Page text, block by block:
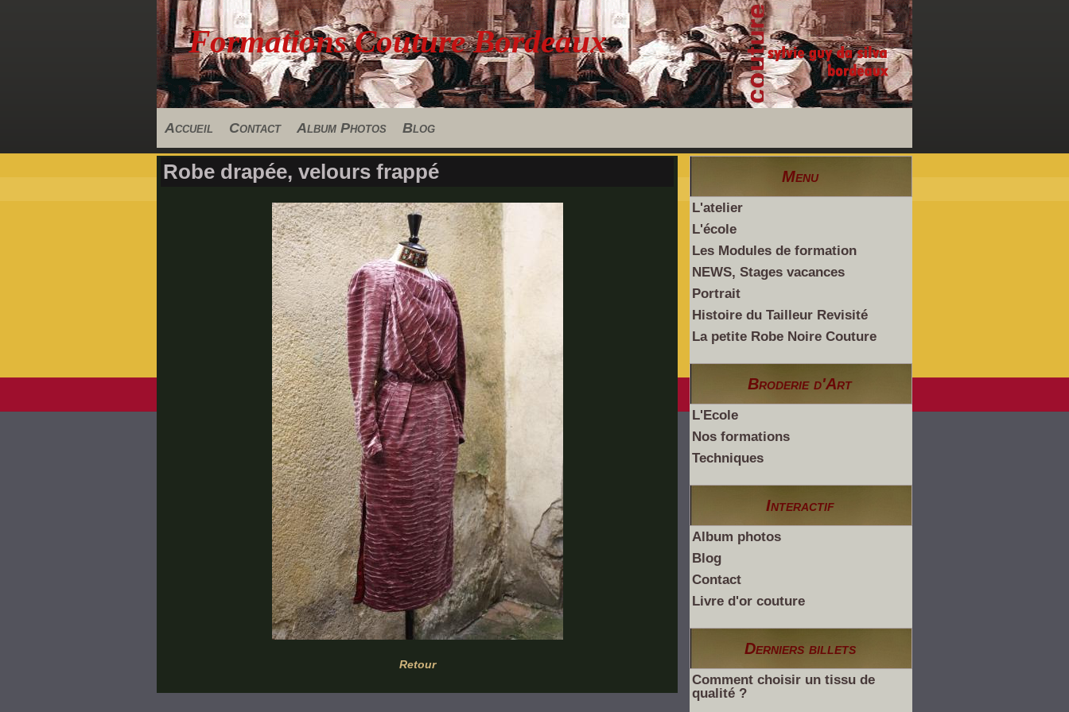
Formations Couture Bordeaux
Accueil Contact Album Photos Blog
Menu
L'atelier
L'école
Les Modules de formation
NEWS, Stages vacances
Portrait
Histoire du Tailleur Revisité
La petite Robe Noire Couture
Broderie d'Art
L'Ecole
Nos formations
Techniques
Interactif
Album photos
Blog
Contact
Livre d'or couture
Derniers billets
Comment choisir un tissu de
qualité ?
Robe drapée, velours frappé
Retour